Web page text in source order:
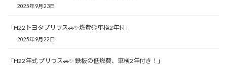
2025年9月23日
「H22トヨタプリウス🚗✨燃費◎車検2年付」
2025年9月22日
「H22年式 プリウス🚗✨ 鉄板の低燃費、車検2年付き！」